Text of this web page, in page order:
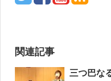
関連記事
三つ巴